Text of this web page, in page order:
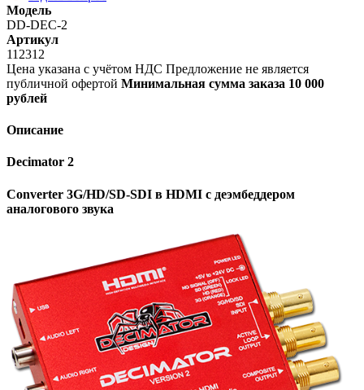
Модель
DD-DEC-2
Артикул
112312
Цена указана с учётом НДС Предложение не является
публичной офертой Минимальная сумма заказа 10 000
рублей
Описание
Decimator 2
Converter 3G/HD/SD-SDI в HDMI с деэмбеддером
аналогового звука